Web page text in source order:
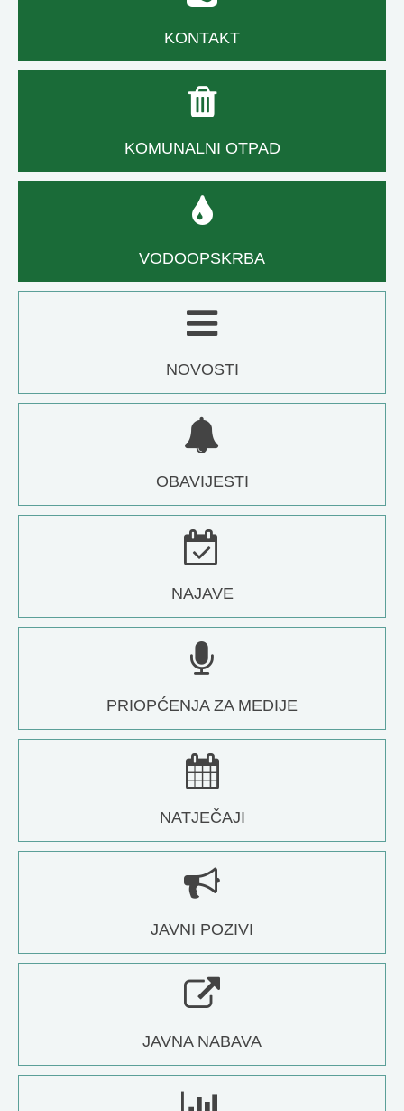
KONTAKT
KOMUNALNI OTPAD
VODOOPSKRBA
NOVOSTI
OBAVIJESTI
NAJAVE
PRIOPĆENJA ZA MEDIJE
NATJEČAJI
JAVNI POZIVI
JAVNA NABAVA